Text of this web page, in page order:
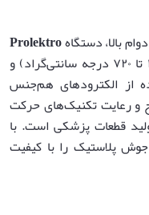
بالا، دستگاهProlektro
با قابلیت تنظیم دیجیتال دما (۴۵۰ تا ۷۲۰ درجه سانتی‌گراد) و
از الکترودهای هم‌جنس
و رعایت تکنیک‌های حرکت
قطعات پزشکی است. با
پلاستیک را با کیفیت